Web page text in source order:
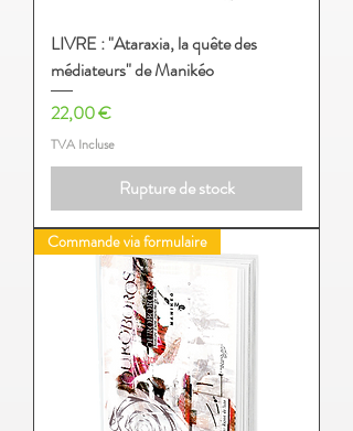
LIVRE : "Ataraxia, la quête des
médiateurs" de Manikéo
Prix
22,00 €
TVA Incluse
Rupture de stock
Commande via formulaire